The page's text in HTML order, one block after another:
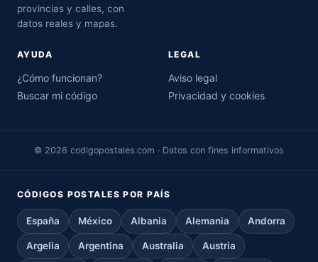
provincias y calles, con
datos reales y mapas.
AYUDA
¿Cómo funcionan?
Buscar mi código
LEGAL
Aviso legal
Privacidad y cookies
© 2026 codigopostales.com · Datos con fines informativos
CÓDIGOS POSTALES POR PAÍS
España México Albania Alemania Andorra
Argelia Argentina Australia Austria